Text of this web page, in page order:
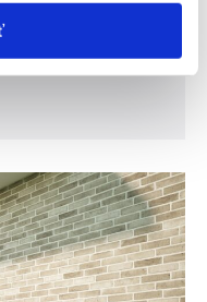
klimatizáciou celý…